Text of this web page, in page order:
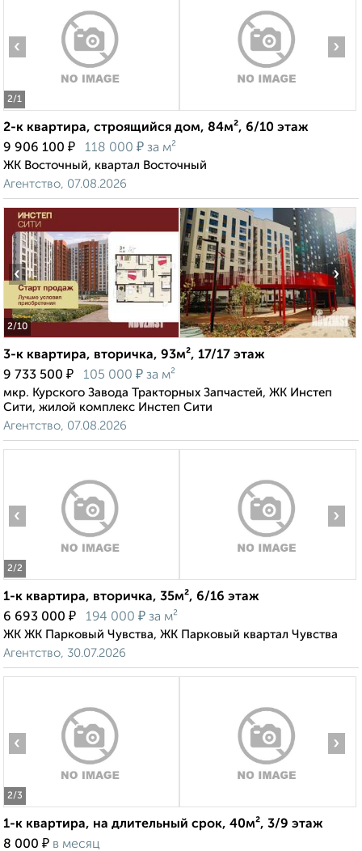
2/1
‹ ›
2-к квартира, строящийся дом, 84м², 6/10 этаж
9 906 100 ₽ 118 000 ₽ за м²
ЖК Восточный, квартал Восточный
Агентство, 07.08.2026
2/10
‹ ›
3-к квартира, вторичка, 93м², 17/17 этаж
9 733 500 ₽ 105 000 ₽ за м²
мкр. Курского Завода Тракторных Запчастей, ЖК Инстеп
Сити, жилой комплекс Инстеп Сити
Агентство, 07.08.2026
2/2
‹ ›
1-к квартира, вторичка, 35м², 6/16 этаж
6 693 000 ₽ 194 000 ₽ за м²
ЖК ЖК Парковый Чувства, ЖК Парковый квартал Чувства
Агентство, 30.07.2026
2/3
‹ ›
1-к квартира, на длительный срок, 40м², 3/9 этаж
8 000 ₽ в месяц